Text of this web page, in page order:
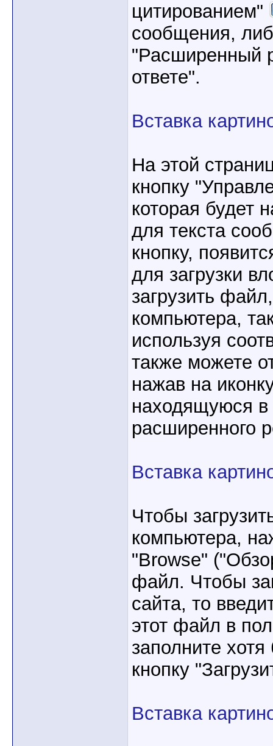
цитированием"
сообщения,
"Расширенный
ответе".
Вставка
На этой
кнопку
которая будет
для текста
кнопку,
для загрузки
загрузить
компьютера,
используя
также можете
нажав на
находящуюся в
расширенного
Вставка
Чтобы
компьютера,
"Browse"
файл. Чтобы
сайта, то
этот файл в
заполните
кнопку
Вставка